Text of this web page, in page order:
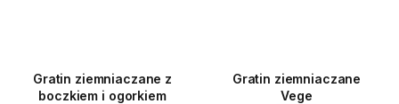
Gratin ziemniaczane z
boczkiem i ogorkiem
Gratin ziemniaczane
Vege